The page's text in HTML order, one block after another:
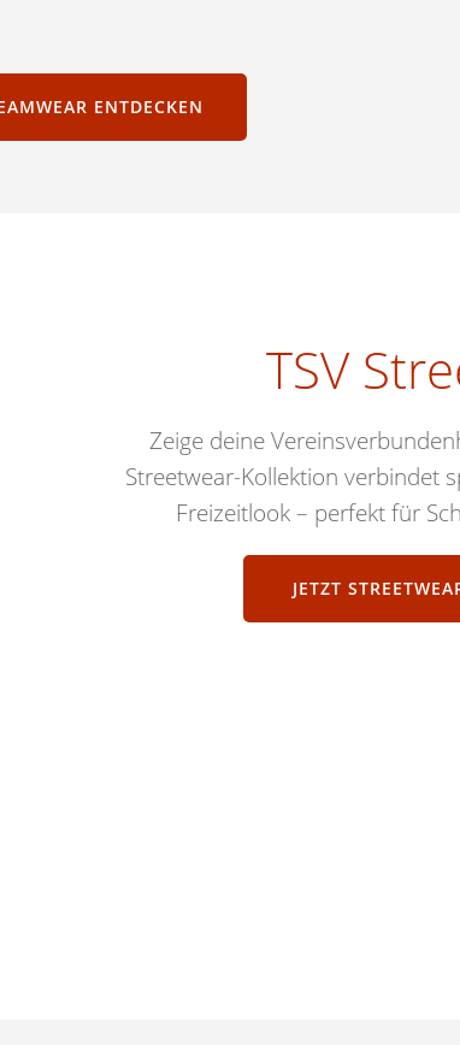
ENTDECKEN
TSV
Zeige deine
Streetwear-Kollektion verbindet
Freizeitlook – perfekt für
JETZT